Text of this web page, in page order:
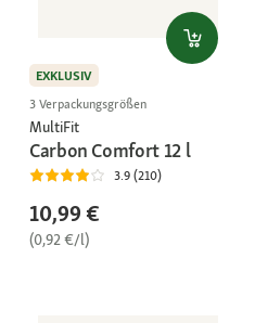
EXKLUSIV
3 Verpackungsgrößen
MultiFit
Carbon Comfort 12 l
3.9 (210)
10,99 €
(0,92 €/l)